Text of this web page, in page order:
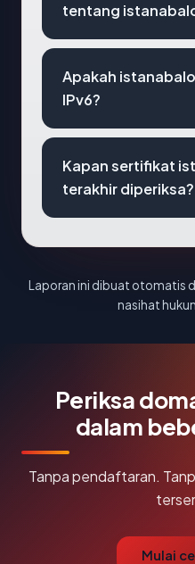
tentang
Apakah
IPv6?
Kapan sertifikat
terakhir diperiksa?
Laporan ini dibuat otomatis
nasihat
Periksa
dalam
Tanpa pendaftaran.
Mulai